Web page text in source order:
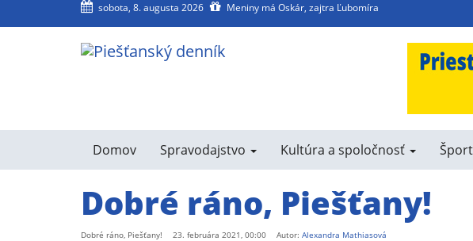
sobota, 8. augusta 2026 Meniny má Oskár, zajtra Ľubomíra
Domov Spravodajstvo Kultúra a spoločnosť Šport
Dobré ráno, Piešťany!
Dobré ráno, Piešťany! 23. februára 2021, 00:00 Autor: Alexandra Mathiasová